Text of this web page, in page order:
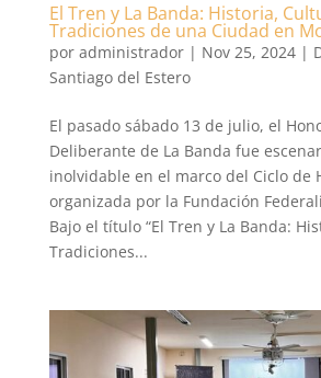
El Tren y La Banda: Historia,
Tradiciones de una Ciudad en
por administrador| Nov 25, 2024|
Santiago del Estero
El pasado sábado 13 de julio, el
Deliberante de La Banda fue
inolvidable en el marco del Ciclo de
organizada por la Fundación
Bajo el título “El Tren y La Banda:
Tradiciones...